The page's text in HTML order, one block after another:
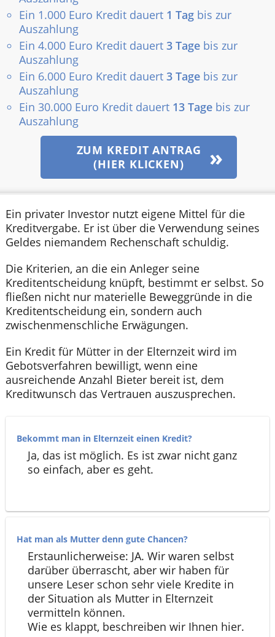
Ein 1.000 Euro Kredit dauert 1 Tag bis zur
Auszahlung
Ein 4.000 Euro Kredit dauert3 Tage bis zur
Auszahlung
Ein 6.000 Euro Kredit dauert3 Tage bis zur
Auszahlung
Ein 30.000 Euro Kredit dauert 13 Tage bis zur
Auszahlung
ZUM KREDIT ANTRAG
(HIER KLICKEN)
Ein privater Investor nutzt eigene Mittel für die
Kreditvergabe. Er ist über die Verwendung seines
Geldes niemandem Rechenschaft schuldig.
Die Kriterien, an die ein Anleger seine
Kreditentscheidung knüpft, bestimmt er selbst. So
fließen nicht nur materielle Beweggründe in die
Kreditentscheidung ein, sondern auch
zwischenmenschliche Erwägungen.
Ein Kredit für Mütter in der Elternzeit wird im
Gebotsverfahren bewilligt, wenn eine
ausreichende Anzahl Bieter bereit ist, dem
Kreditwunsch das Vertrauen auszusprechen.
Bekommt man in Elternzeit einen Kredit?
Ja, das ist möglich. Es ist zwar nicht ganz
so einfach, aber es geht.
Hat man als Mutter denn gute Chancen?
Erstaunlicherweise: JA. Wir waren selbst
darüber überrascht, aber wir haben für
unsere Leser schon sehr viele Kredite in
der Situation als Mutter in Elternzeit
vermitteln können.
Wie es klappt, beschreiben wir Ihnen hier.